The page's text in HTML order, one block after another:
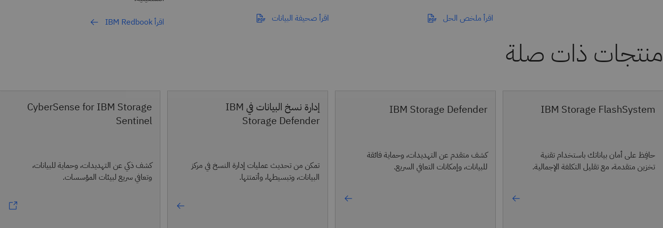
اقرأ ملخص الحل اقرأ صحيفة البيانات
اقرأ IBM Redbook
منتجات ذات صلة
IBM Storage FlashSystem
حافِظ على أمان بياناتك باستخدام تقنية
تخزين متقدمة، مع تقليل التكلفة الإجمالية.
IBM Storage Defender
كشف متقدم عن التهديدات، وحماية فائقة
للبيانات، وإمكانات التعافي السريع.
إدارة نسخ البيانات في IBM
Storage Defender
تمكن من تحديث عمليات إدارة النسخ في مركز
البيانات، وتبسيطها، وأتمتتها.
CyberSense for IBM Storage
Sentinel
كشف ذكي عن التهديدات، وحماية للبيانات،
وتعافي سريع لبيئات المؤسسات.